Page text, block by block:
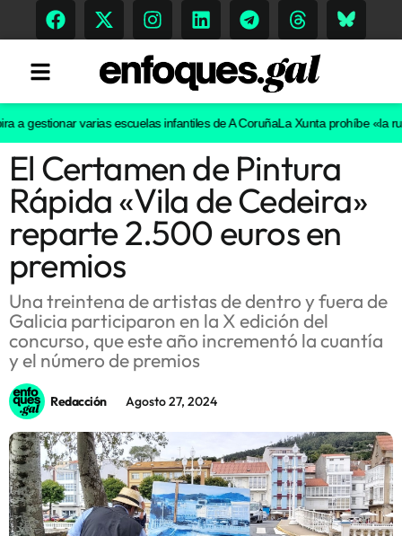
Tendencias
Memoria Histórica
Gastronomía
Escenarios
Sostenibilidad
Innova
varias escuelas infantiles de A CoruñaLa Xunta prohíbe «la ruta
El Certamen de Pintura
Rápida «Vila de Cedeira»
reparte 2.500 euros en
premios
Una treintena de artistas de dentro y fuera de
Galicia participaron en la X edición del
concurso, que este año incrementó la cuantía
y el número de premios
Redacción Agosto 27, 2024